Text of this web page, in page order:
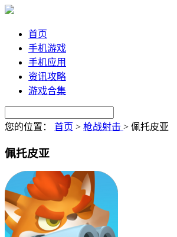
首页
手机游戏
手机应用
资讯攻略
游戏合集
您的位置： 首页 > 枪战射击 > 佩托皮亚
佩托皮亚